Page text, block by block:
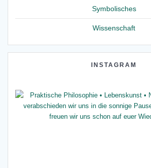
Symbolisches
Wissenschaft
INSTAGRAM